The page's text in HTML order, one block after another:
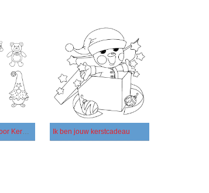
Kinderspeelgoed voor Kerstmis Ik ben jouw kerstcadeau